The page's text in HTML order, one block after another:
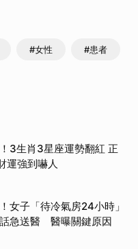
#女性 #患者
3生肖3星座運勢翻紅 正
運強到嚇人
女子「待冷氣房24小時」
急送醫 醫曝關鍵原因